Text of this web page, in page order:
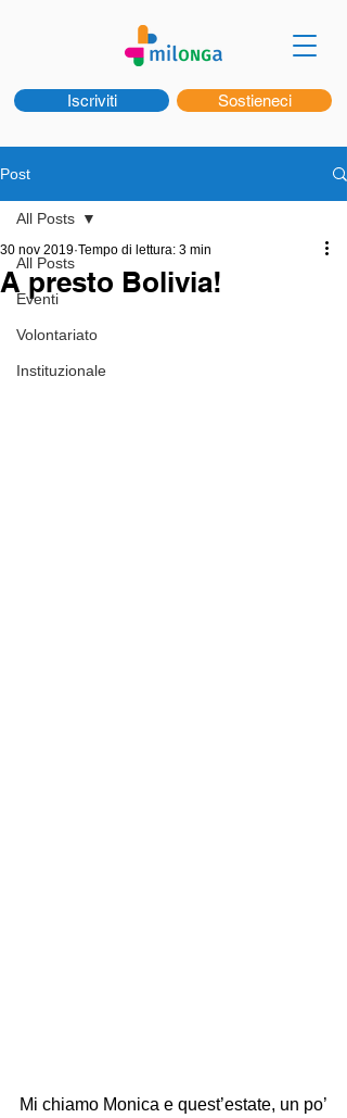
Iscriviti Sostieneci
Post
All Posts
Eventi
Volontariato
Instituzionale
All Posts
A presto Bolivia!
30 nov 2019 Tempo di lettura: 3 min
Mi chiamo Monica e quest’estate, un po’